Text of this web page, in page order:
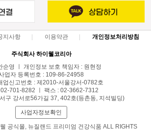
지사항 이용약관 개인정보처리방침
주식회사 하이웰코리아
순영 ㅣ 개인정보 보호 책임자 : 원현정
업자 등록번호 : 109-86-24958
업신고번호 : 제2010-서울강서-0782호
02-701-8282 ㅣ 팩스 : 02-3662-7312
구 강서로56가길 37, 402호(등촌동, 지석빌딩)
사업자정보확인
공식몰, 뉴질랜드 프리미엄 건강식품 ALL RIGHTS